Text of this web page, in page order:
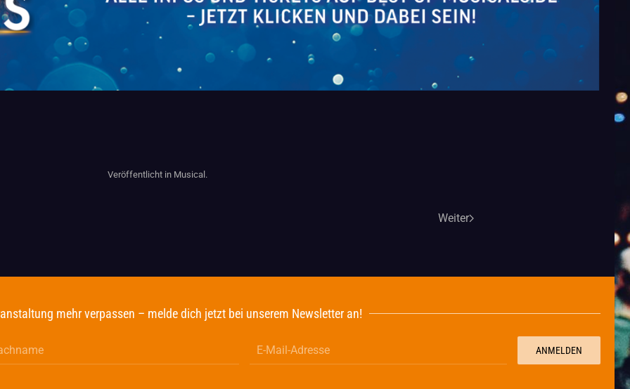
Veröffentlicht in Musical.
Weiter
mehr verpassen – melde dich jetzt bei unserem Newsletter an!
ANMELDEN